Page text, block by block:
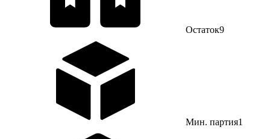
Остаток9
Мин. партия1